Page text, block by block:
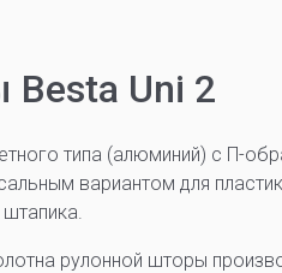
Uni 2
типа (алюминий) с П-
вариантом для
рулонной шторы